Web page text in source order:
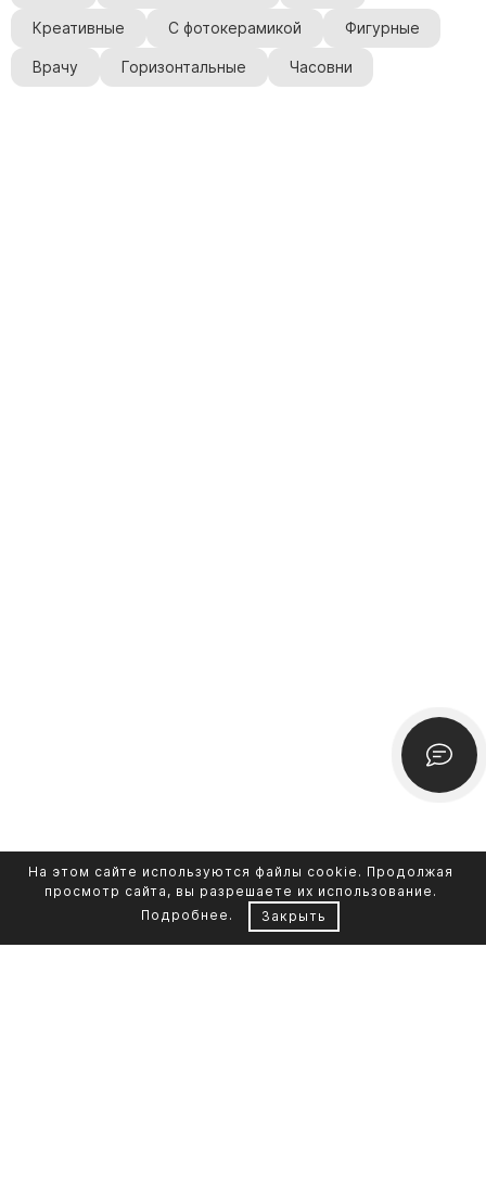
Креативные С фотокерамикой Фигурные
Врачу Горизонтальные Часовни
На этом сайте используются файлы cookie. Продолжая
просмотр сайта, вы разрешаете их использование.
Подробнее . Закрыть